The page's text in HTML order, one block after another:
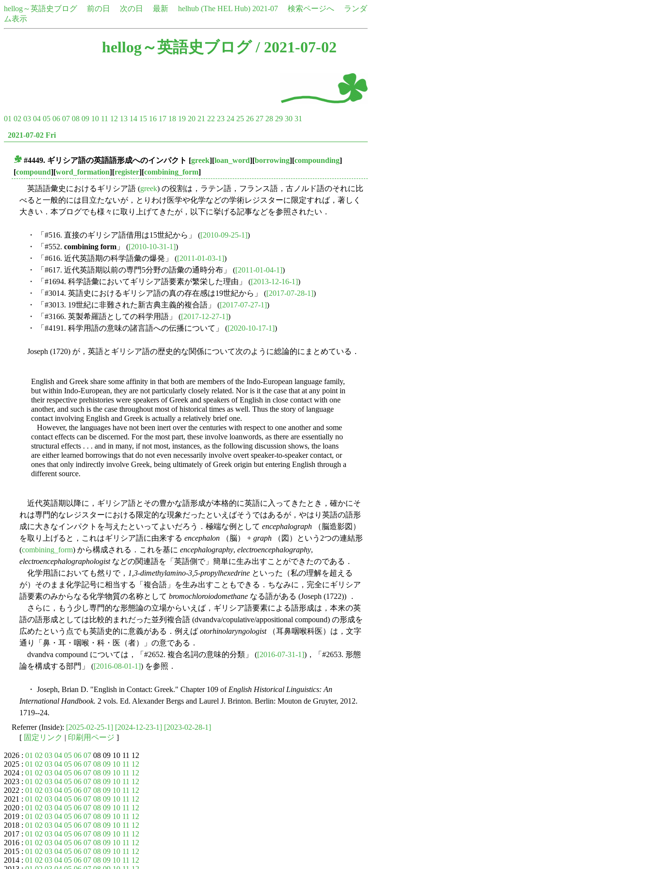
hellog～英語史ブログ 前の日 次の日 最新 helhub (The HEL Hub) 2021-07 検索ページへ
ランダ
ム表示
hellog～英語史ブログ/ 2021-07-02
01 02 03 04 05 06 07 08 09 10 11 12 13 14 15 16 17 18 19 20 21 22 23 24 25 26 27 28 29 30 31
2021-07-02 Fri
#4449. ギリシア語の英語語形成へのインパクト [greek][loan_word][borrowing][compounding]
[compound][word_formation][register][combining_form]
英語語彙史におけるギリシア語 (greek) の役割は，ラテン語，フランス語，古ノルド語のそれに比
べると一般的には目立たないが，とりわけ医学や化学などの学術レジスターに限定すれば，著しく
大きい．本ブログでも様々に取り上げてきたが，以下に挙げる記事などを参照されたい．
・ 「#516. 直接のギリシア語借用は15世紀から」 ([2010-09-25-1])
・ 「#552. combining form 」 ([2010-10-31-1])
・ 「#616. 近代英語期の科学語彙の爆発」 ([2011-01-03-1])
・ 「#617. 近代英語期以前の専門5分野の語彙の通時分布」 ([2011-01-04-1])
・ 「#1694. 科学語彙においてギリシア語要素が繁栄した理由」 ([2013-12-16-1])
・ 「#3014. 英語史におけるギリシア語の真の存在感は19世紀から」 ([2017-07-28-1])
・ 「#3013. 19世紀に非難された新古典主義的複合語」 ([2017-07-27-1])
・ 「#3166. 英製希羅語としての科学用語」 ([2017-12-27-1])
・ 「#4191. 科学用語の意味の諸言語への伝播について」 ([2020-10-17-1])
Joseph (1720) が，英語とギリシア語の歴史的な関係について次のように総論的にまとめている．
English and Greek share some affinity in that both are members of the Indo-European language family,
but within Indo-European, they are not particularly closely related. Nor is it the case that at any point in
their respective prehistories were speakers of Greek and speakers of English in close contact with one
another, and such is the case throughout most of historical times as well. Thus the story of language
contact involving English and Greek is actually a relatively brief one.
However, the languages have not been inert over the centuries with respect to one another and some
contact effects can be discerned. For the most part, these involve loanwords, as there are essentially no
structural effects . . . and in many, if not most, instances, as the following discussion shows, the loans
are either learned borrowings that do not even necessarily involve overt speaker-to-speaker contact, or
ones that only indirectly involve Greek, being ultimately of Greek origin but entering English through a
different source.
近代英語期以降に，ギリシア語とその豊かな語形成が本格的に英語に入ってきたとき，確かにそ
れは専門的なレジスターにおける限定的な現象だったといえばそうではあるが，やはり英語の語形
成に大きなインパクトを与えたといってよいだろう．極端な例として encephalograph （脳造影図）
を取り上げると，これはギリシア語に由来する encephalon （脳） + graph （図）という2つの連結形
(combining_form) から構成される．これを基に encephalography, electroencephalography,
electroencephalographologistなどの関連語を「英語側で」簡単に生み出すことができたのである．
化学用語においても然りで， 1,3-dimethylamino-3,5-propylhexedrine といった（私の理解を超える
が）そのまま化学記号に相当する「複合語」を生み出すこともできる．ちなみに，完全にギリシア
語要素のみからなる化学物質の名称として bromochloroiodomethane なる語がある (Joseph (1722)) ．
さらに，もう少し専門的な形態論の立場からいえば，ギリシア語要素による語形成は，本来の英
語の語形成としては比較的まれだった並列複合語 (dvandva/copulative/appositional compound) の形成を
広めたという点でも英語史的に意義がある．例えば otorhinolaryngologist（耳鼻咽喉科医）は，文字
通り「鼻・耳・咽喉・科・医（者）」の意である．
dvandva compound については，「#2652. 複合名詞の意味的分類」 ([2016-07-31-1])，「#2653. 形態
論を構成する部門」 ([2016-08-01-1]) を参照．
・ Joseph, Brian D. "English in Contact: Greek." Chapter 109 of English Historical Linguistics: An
International Handbook. 2 vols. Ed. Alexander Bergs and Laurel J. Brinton. Berlin: Mouton de Gruyter, 2012.
1719--24.
Referrer (Inside): [2025-02-25-1] [2024-12-23-1] [2023-02-28-1]
[ 固定リンク | 印刷用ページ ]
2026 : 01 02 03 04 05 06 07 08 09 10 11 12
2025 : 01 02 03 04 05 06 07 08 09 10 11 12
2024 : 01 02 03 04 05 06 07 08 09 10 11 12
2023 : 01 02 03 04 05 06 07 08 09 10 11 12
2022 : 01 02 03 04 05 06 07 08 09 10 11 12
2021 : 01 02 03 04 05 06 07 08 09 10 11 12
2020 : 01 02 03 04 05 06 07 08 09 10 11 12
2019 : 01 02 03 04 05 06 07 08 09 10 11 12
2018 : 01 02 03 04 05 06 07 08 09 10 11 12
2017 : 01 02 03 04 05 06 07 08 09 10 11 12
2016 : 01 02 03 04 05 06 07 08 09 10 11 12
2015 : 01 02 03 04 05 06 07 08 09 10 11 12
2014 : 01 02 03 04 05 06 07 08 09 10 11 12